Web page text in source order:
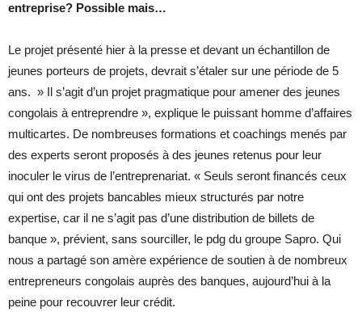
entreprise? Possible mais…
Le projet présenté hier à la presse et devant un échantillon de
jeunes porteurs de projets, devrait s’étaler sur une période de 5
ans. » Il s’agit d’un projet pragmatique pour amener des jeunes
congolais à entreprendre », explique le puissant homme d’affaires
multicartes. De nombreuses formations et coachings menés par
des experts seront proposés à des jeunes retenus pour leur
inoculer le virus de l’entreprenariat. « Seuls seront financés ceux
qui ont des projets bancables mieux structurés par notre
expertise, car il ne s’agit pas d’une distribution de billets de
banque », prévient, sans sourciller, le pdg du groupe Sapro. Qui
nous a partagé son amère expérience de soutien à de nombreux
entrepreneurs congolais auprès des banques, aujourd’hui à la
peine pour recouvrer leur crédit.